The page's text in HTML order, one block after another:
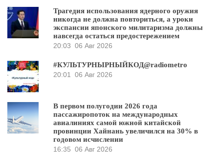
Трагедия использования ядерного оружия
никогда не должна повториться, а уроки
экспансии японского милитаризма должны
навсегда остаться предостережением
20:03 06 Авг 2026
#КУЛЬТУРНЫРНЫЙКОД@radiometro
20:01
06 Авг 2026
В первом полугодии 2026 года
пассажиропоток на международных
авиалиниях самой южной китайской
провинции Хайнань увеличился на 30% в
годовом исчислении
16:35 06 Авг 2026